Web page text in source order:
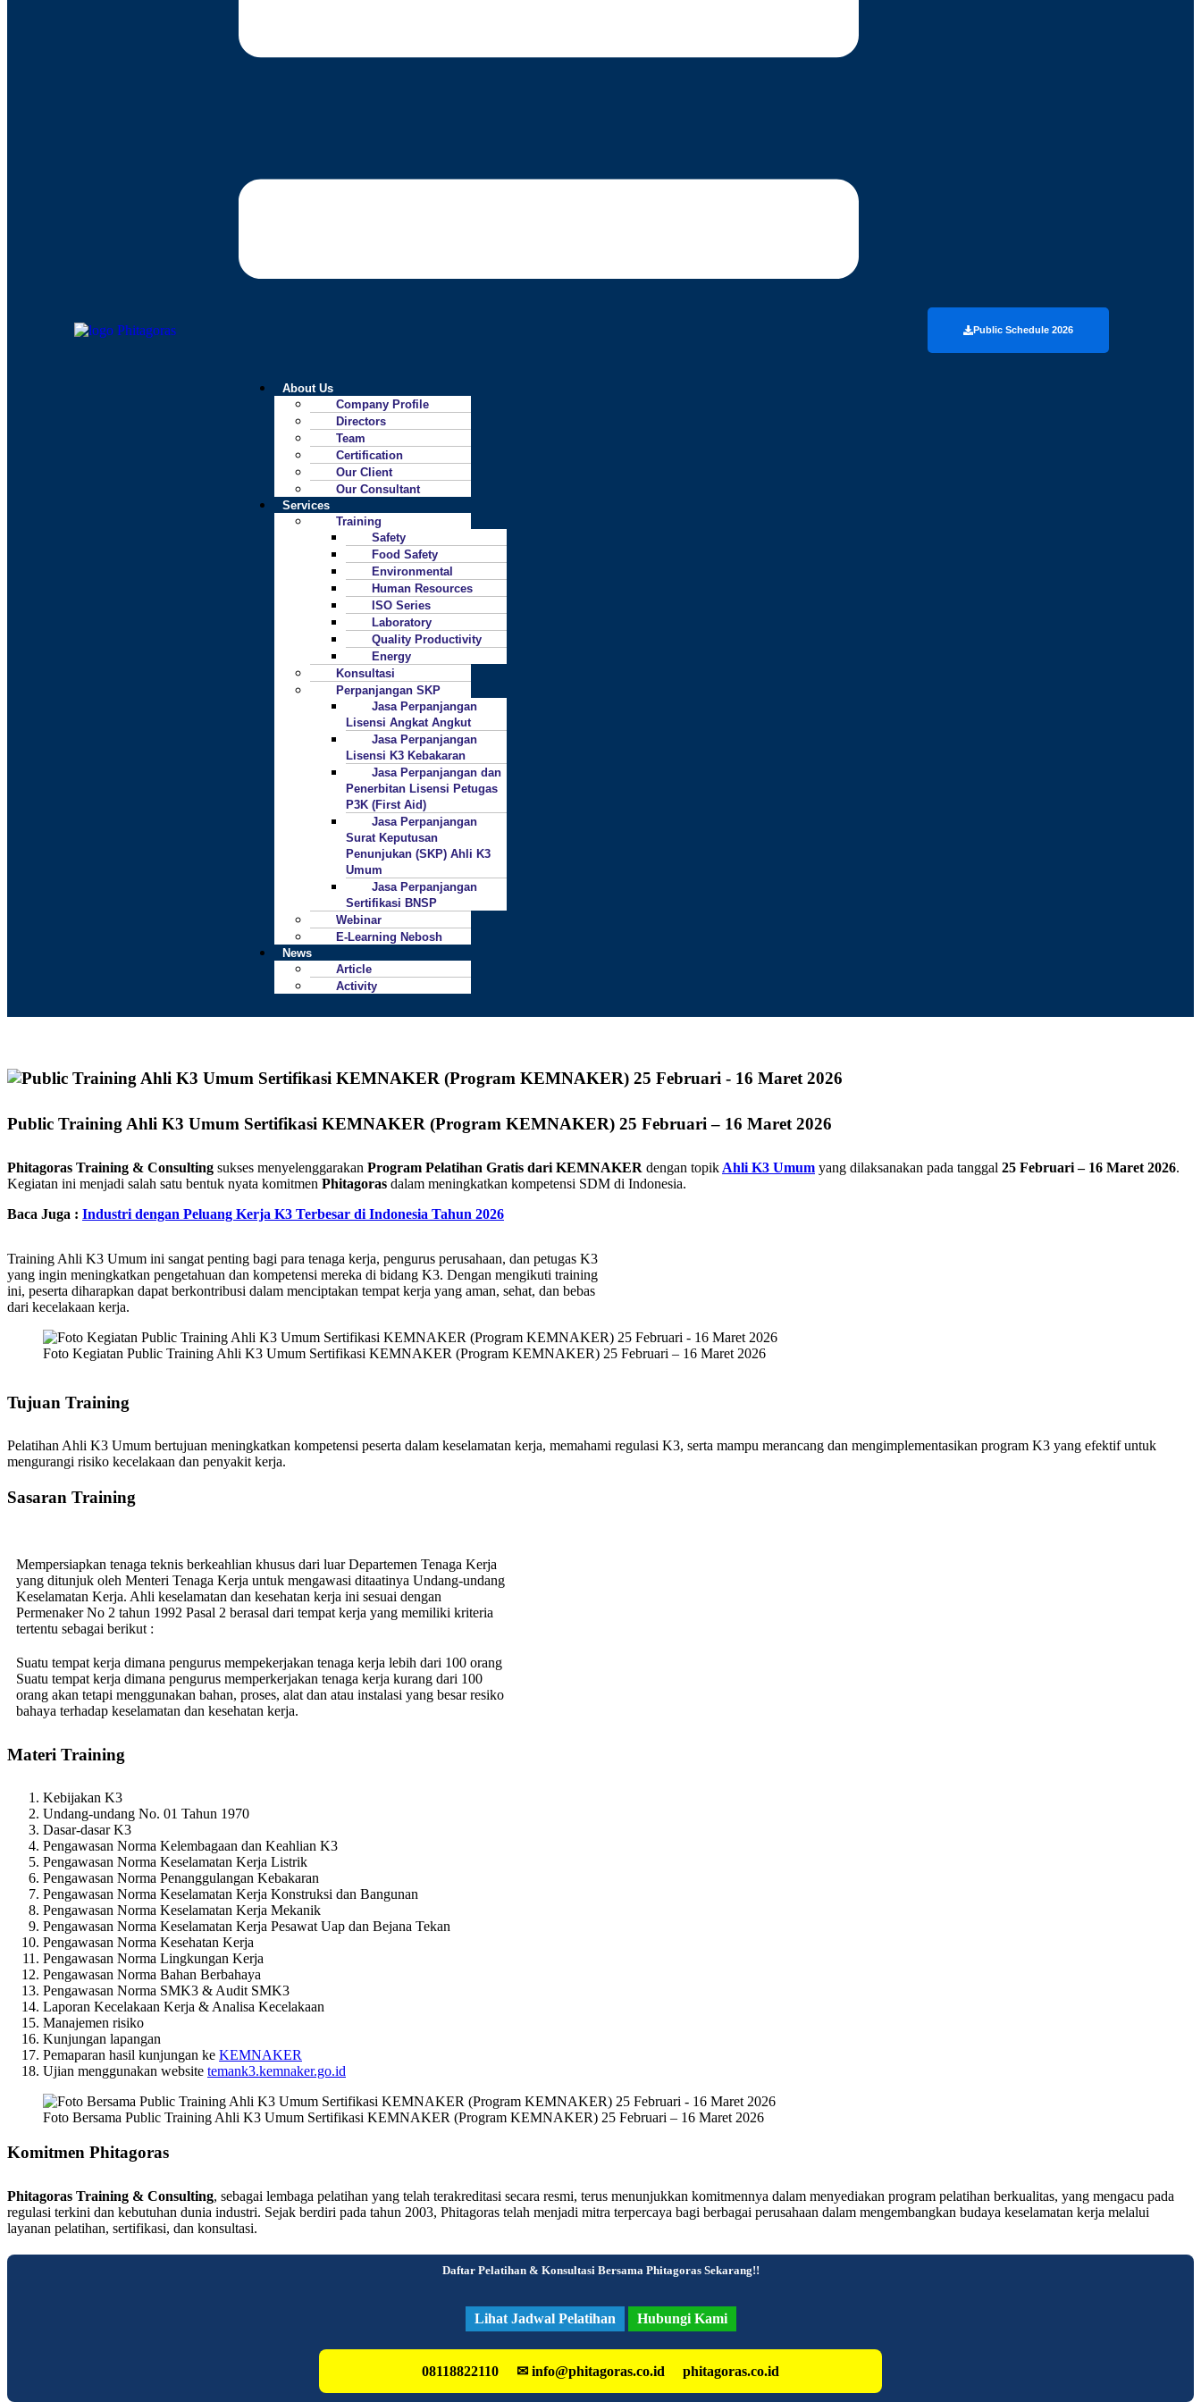
About Us
Company Profile
Directors
Team
Certification
Our Client
Our Consultant
Services
Training
Safety
Food Safety
Environmental
Human Resources
ISO Series
Laboratory
Quality Productivity
Energy
Konsultasi
Perpanjangan SKP
Jasa Perpanjangan
Lisensi Angkat Angkut
Jasa Perpanjangan
Lisensi K3 Kebakaran
Jasa Perpanjangan dan
Penerbitan Lisensi Petugas
P3K (First Aid)
Jasa Perpanjangan
Surat Keputusan
Penunjukan (SKP) Ahli K3
Umum
Jasa Perpanjangan
Sertifikasi BNSP
Webinar
E-Learning Nebosh
News
Article
Activity
Public Schedule 2026
Public Training Ahli K3 Umum Sertifikasi KEMNAKER (Program KEMNAKER) 25 Februari – 16 Maret 2026
Phitagoras Training & Consulting sukses menyelenggarakan Program Pelatihan Gratis dari KEMNAKER dengan topik Ahli K3 Umum yang dilaksanakan pada tanggal 25 Februari – 16 Maret 2026.
Kegiatan ini menjadi salah satu bentuk nyata komitmen Phitagoras dalam meningkatkan kompetensi SDM di Indonesia.
Baca Juga : Industri dengan Peluang Kerja K3 Terbesar di Indonesia Tahun 2026
Training Ahli K3 Umum ini sangat penting bagi para tenaga kerja, pengurus perusahaan, dan petugas K3
yang ingin meningkatkan pengetahuan dan kompetensi mereka di bidang K3. Dengan mengikuti training
ini, peserta diharapkan dapat berkontribusi dalam menciptakan tempat kerja yang aman, sehat, dan bebas
dari kecelakaan kerja.
Foto Kegiatan Public Training Ahli K3 Umum Sertifikasi KEMNAKER (Program KEMNAKER) 25 Februari – 16 Maret 2026
Tujuan Training
Pelatihan Ahli K3 Umum bertujuan meningkatkan kompetensi peserta dalam keselamatan kerja, memahami regulasi K3, serta mampu merancang dan mengimplementasikan program K3 yang efektif untuk
mengurangi risiko kecelakaan dan penyakit kerja.
Sasaran Training
Mempersiapkan tenaga teknis berkeahlian khusus dari luar Departemen Tenaga Kerja
yang ditunjuk oleh Menteri Tenaga Kerja untuk mengawasi ditaatinya Undang-undang
Keselamatan Kerja. Ahli keselamatan dan kesehatan kerja ini sesuai dengan
Permenaker No 2 tahun 1992 Pasal 2 berasal dari tempat kerja yang memiliki kriteria
tertentu sebagai berikut :
Suatu tempat kerja dimana pengurus mempekerjakan tenaga kerja lebih dari 100 orang
Suatu tempat kerja dimana pengurus memperkerjakan tenaga kerja kurang dari 100
orang akan tetapi menggunakan bahan, proses, alat dan atau instalasi yang besar resiko
bahaya terhadap keselamatan dan kesehatan kerja.
Materi Training
Kebijakan K3
Undang-undang No. 01 Tahun 1970
Dasar-dasar K3
Pengawasan Norma Kelembagaan dan Keahlian K3
Pengawasan Norma Keselamatan Kerja Listrik
Pengawasan Norma Penanggulangan Kebakaran
Pengawasan Norma Keselamatan Kerja Konstruksi dan Bangunan
Pengawasan Norma Keselamatan Kerja Mekanik
Pengawasan Norma Keselamatan Kerja Pesawat Uap dan Bejana Tekan
Pengawasan Norma Kesehatan Kerja
Pengawasan Norma Lingkungan Kerja
Pengawasan Norma Bahan Berbahaya
Pengawasan Norma SMK3 & Audit SMK3
Laporan Kecelakaan Kerja & Analisa Kecelakaan
Manajemen risiko
Kunjungan lapangan
Pemaparan hasil kunjungan ke KEMNAKER
Ujian menggunakan website temank3.kemnaker.go.id
Foto Bersama Public Training Ahli K3 Umum Sertifikasi KEMNAKER (Program KEMNAKER) 25 Februari – 16 Maret 2026
Komitmen Phitagoras
Phitagoras Training & Consulting, sebagai lembaga pelatihan yang telah terakreditasi secara resmi, terus menunjukkan komitmennya dalam menyediakan program pelatihan berkualitas, yang mengacu pada
regulasi terkini dan kebutuhan dunia industri. Sejak berdiri pada tahun 2003, Phitagoras telah menjadi mitra terpercaya bagi berbagai perusahaan dalam mengembangkan budaya keselamatan kerja melalui
layanan pelatihan, sertifikasi, dan konsultasi.
Daftar Pelatihan & Konsultasi Bersama Phitagoras Sekarang!!
Lihat Jadwal Pelatihan Hubungi Kami
08118822110 ✉ info@phitagoras.co.id phitagoras.co.id